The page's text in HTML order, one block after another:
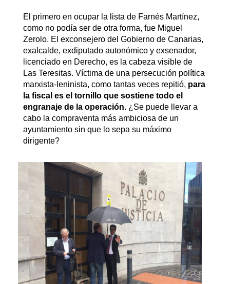
El primero en ocupar la lista de Farnés Martínez,
como no podía ser de otra forma, fue Miguel
Zerolo. El exconsejero del Gobierno de Canarias,
exalcalde, exdiputado autonómico y exsenador,
licenciado en Derecho, es la cabeza visible de
Las Teresitas. Víctima de una persecución política
marxista-leninista, como tantas veces repitió, para
la fiscal es el tornillo que sostiene todo el
engranaje de la operación. ¿Se puede llevar a
cabo la compraventa más ambiciosa de un
ayuntamiento sin que lo sepa su máximo
dirigente?